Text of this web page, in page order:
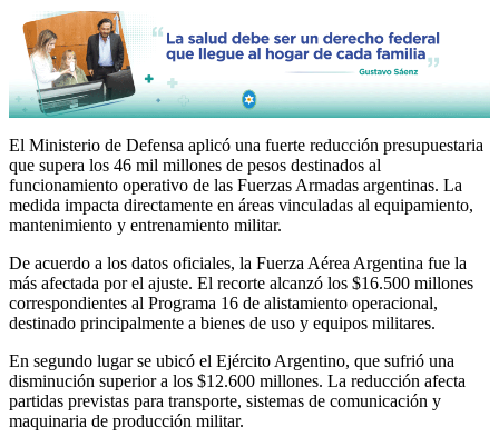
El Ministerio de Defensa aplicó una fuerte reducción presupuestaria
que supera los 46 mil millones de pesos destinados al
funcionamiento operativo de las Fuerzas Armadas argentinas. La
medida impacta directamente en áreas vinculadas al equipamiento,
mantenimiento y entrenamiento militar.
De acuerdo a los datos oficiales, la Fuerza Aérea Argentina fue la
más afectada por el ajuste. El recorte alcanzó los $16.500 millones
correspondientes al Programa 16 de alistamiento operacional,
destinado principalmente a bienes de uso y equipos militares.
En segundo lugar se ubicó el Ejército Argentino, que sufrió una
disminución superior a los $12.600 millones. La reducción afecta
partidas previstas para transporte, sistemas de comunicación y
maquinaria de producción militar.